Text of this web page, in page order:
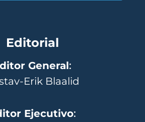
Editorial
General:
Erik Blaalid
Ejecutivo: